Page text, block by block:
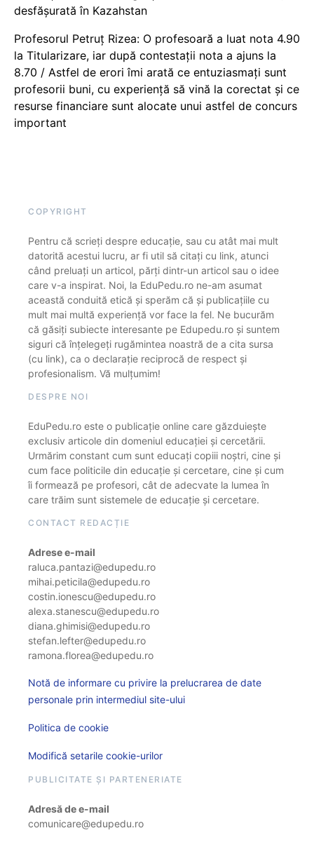
desfășurată în Kazahstan
Profesorul Petruț Rizea: O profesoară a luat nota 4.90
la Titularizare, iar după contestații nota a ajuns la
8.70 / Astfel de erori îmi arată ce entuziasmați sunt
profesorii buni, cu experiență să vină la corectat și ce
resurse financiare sunt alocate unui astfel de concurs
important
COPYRIGHT
Pentru că scrieți despre educație, sau cu atât mai mult
datorită acestui lucru, ar fi util să citați cu link, atunci
când preluați un articol, părți dintr-un articol sau o idee
care v-a inspirat. Noi, la EduPedu.ro ne-am asumat
această conduită etică și sperăm că și publicațiile cu
mult mai multă experiență vor face la fel. Ne bucurăm
că găsiți subiecte interesante pe Edupedu.ro și suntem
siguri că înțelegeți rugămintea noastră de a cita sursa
(cu link), ca o declarație reciprocă de respect și
profesionalism. Vă mulțumim!
DESPRE NOI
EduPedu.ro este o publicație online care găzduiește
exclusiv articole din domeniul educației și cercetării.
Urmărim constant cum sunt educați copiii noștri, cine și
cum face politicile din educație și cercetare, cine și cum
îi formează pe profesori, cât de adecvate la lumea în
care trăim sunt sistemele de educație și cercetare.
CONTACT REDACȚIE
Adrese e-mail
raluca.pantazi@edupedu.ro
mihai.peticila@edupedu.ro
costin.ionescu@edupedu.ro
alexa.stanescu@edupedu.ro
diana.ghimisi@edupedu.ro
stefan.lefter@edupedu.ro
ramona.florea@edupedu.ro
Notă de informare cu privire la prelucrarea de date
personale prin intermediul site-ului
Politica de cookie
Modifică setarile cookie-urilor
PUBLICITATE ȘI PARTENERIATE
Adresă de e-mail
comunicare@edupedu.ro